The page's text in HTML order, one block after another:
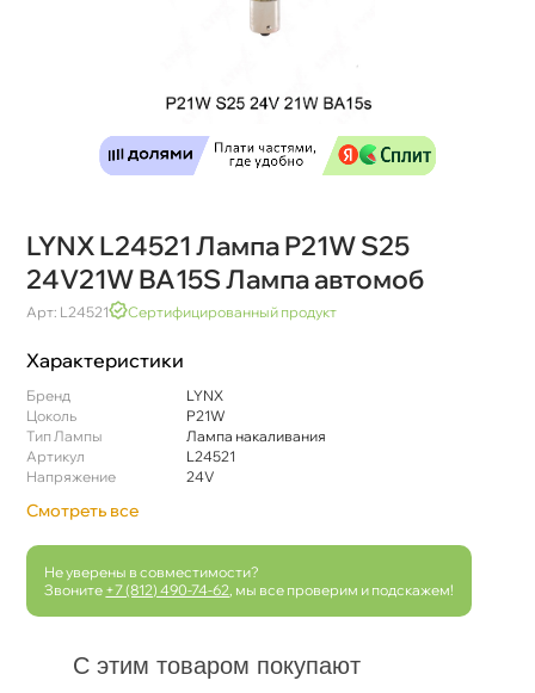
LYNX L24521 Лампа P21W S25
24V21W BA15S Лампа автомо
Арт: L24521 Сертифицированный продукт
Характеристики
Бренд
LYNX
Цоколь
P21W
Тип Лампы
Лампа накаливания
Артикул
L24521
Напряжение
24V
Смотреть все
Не уверены в совместимости?
Звоните +7 (812) 490-74-62 , мы все проверим и подскажем!
С этим товаром покупают